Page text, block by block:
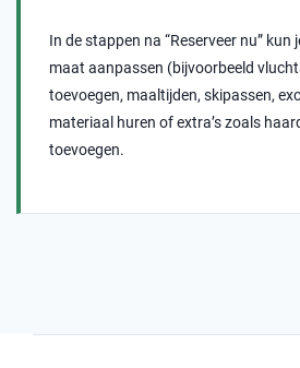
In de stappen na “Reserveer nu” kun
maat aanpassen (bijvoorbeeld
toevoegen, maaltijden, skipassen,
materiaal huren of extra’s zoals
toevoegen.